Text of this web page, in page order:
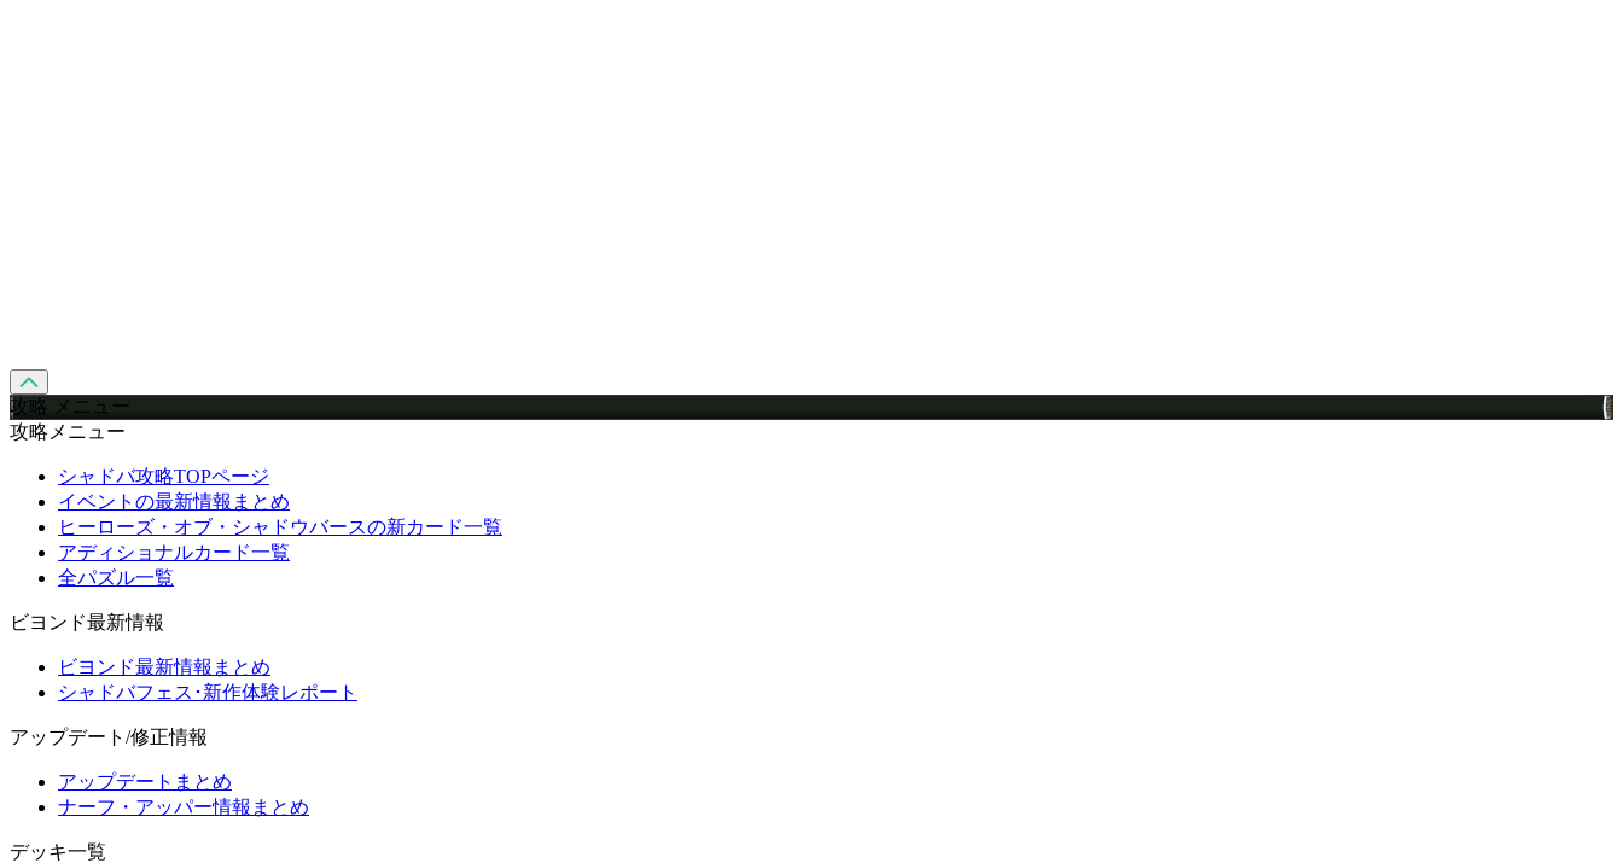
攻略 メニュー
攻略メニュー
シャドバ攻略TOPページ
イベントの最新情報まとめ
ヒーローズ・オブ・シャドウバースの新カード一覧
アディショナルカード一覧
全パズル一覧
ビヨンド最新情報
ビヨンド最新情報まとめ
シャドバフェス･新作体験レポート
アップデート/修正情報
アップデートまとめ
ナーフ・アッパー情報まとめ
デッキ一覧